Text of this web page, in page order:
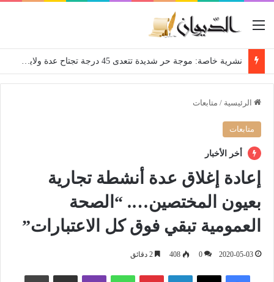
القائمة
نشرية خاصة: موجة حر شديدة تتعدى 45 درجة تجتاح عدة ولايات إلى غاية الاثنين
الرئيسية / متابعات
متابعات
أخر الأخبار
إعادة إغلاق عدة أنشطة تجارية
بعيون المختصين…. “الصحة
العمومية تبقي فوق كل الاعتبارات”
2020-05-03
0
408
فيسبوك ‫X لينكدإن بينتيريست واتساب ڤايبر مشاركة عبر البريد